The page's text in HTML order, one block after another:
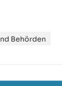
Behörden